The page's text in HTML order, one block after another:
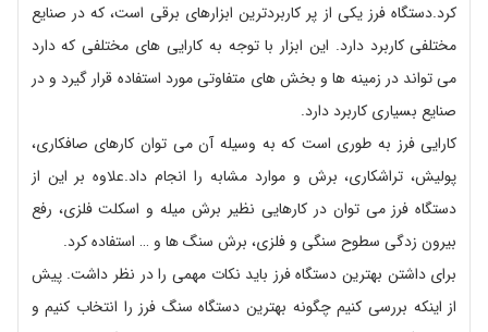
کرد.دستگاه فرز یکی از پر کاربردترین ابزارهای برقی است، که در صنایع
مختلفی کاربرد دارد. این ابزار با توجه به کارایی های مختلفی که دارد
می تواند در زمینه ها و بخش های متفاوتی مورد استفاده قرار گیرد و در
صنایع بسیاری کاربرد دارد.
کارایی فرز به طوری است که به وسیله آن می توان کارهای صافکاری،
پولیش، تراشکاری، برش و موارد مشابه را انجام داد.علاوه بر این از
دستگاه فرز می توان در کارهایی نظیر برش میله و اسکلت فلزی، رفع
بیرون زدگی سطوح سنگی و فلزی، برش سنگ ها و … استفاده کرد.
برای داشتن بهترین دستگاه فرز باید نکات مهمی را در نظر داشت. پیش
از اینکه بررسی کنیم چگونه بهترین دستگاه سنگ فرز را انتخاب کنیم و